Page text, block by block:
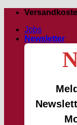
Passer
contenuJobs
Newsletter